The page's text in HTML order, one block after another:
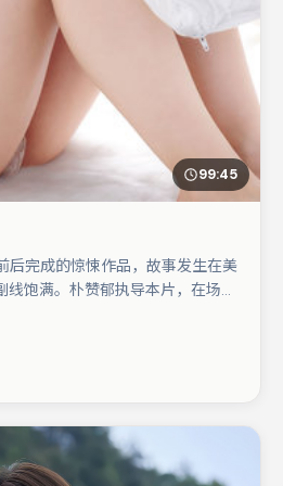
99:45
后完成的惊悚作品，故事发生在美
线饱满。朴赞郁执导本片，在场面
奈、弗洛伦丝·皮尤等，角色动机
词与伏笔的观众。若你偏爱强类型